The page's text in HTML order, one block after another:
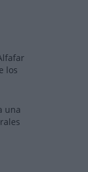
los
una